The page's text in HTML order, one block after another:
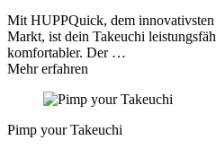
Mit HUPPQuick, dem
Markt, ist dein Takeuchi
komfortabler. Der …
Mehr erfahren
Pimp your Takeuchi